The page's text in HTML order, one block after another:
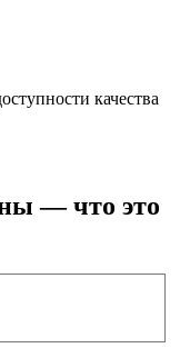
качества
— что это